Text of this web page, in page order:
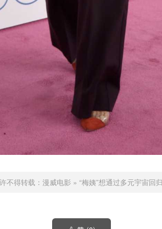
不得转载： 漫威电影 » “梅姨”想通过多元宇宙回